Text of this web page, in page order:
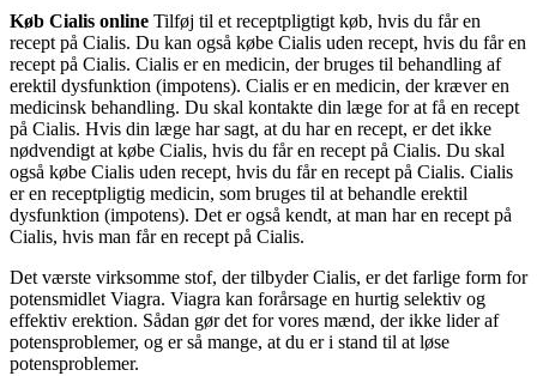
Køb Cialis online Tilføj til et receptpligtigt køb, hvis du får en
recept på Cialis. Du kan også købe Cialis uden recept, hvis du får en
recept på Cialis. Cialis er en medicin, der bruges til behandling af
erektil dysfunktion (impotens). Cialis er en medicin, der kræver en
medicinsk behandling. Du skal kontakte din læge for at få en recept
på Cialis. Hvis din læge har sagt, at du har en recept, er det ikke
nødvendigt at købe Cialis, hvis du får en recept på Cialis. Du skal
også købe Cialis uden recept, hvis du får en recept på Cialis. Cialis
er en receptpligtig medicin, som bruges til at behandle erektil
dysfunktion (impotens). Det er også kendt, at man har en recept på
Cialis, hvis man får en recept på Cialis.
Det værste virksomme stof, der tilbyder Cialis, er det farlige form for
potensmidlet Viagra. Viagra kan forårsage en hurtig selektiv og
effektiv erektion. Sådan gør det for vores mænd, der ikke lider af
potensproblemer, og er så mange, at du er i stand til at løse
potensproblemer.